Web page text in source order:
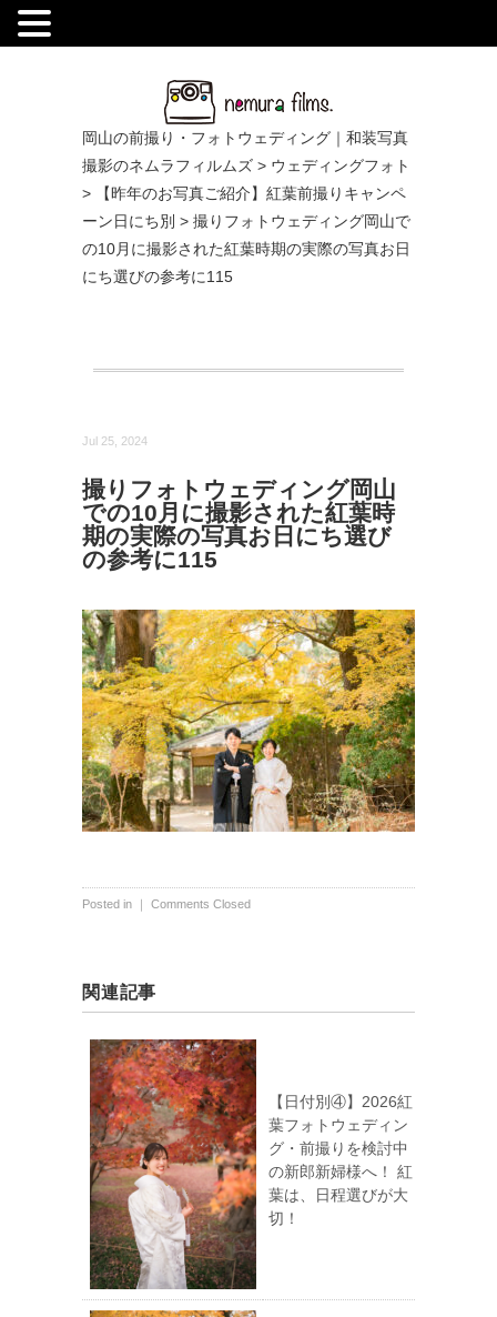
岡山の前撮り・フォトウェディング｜和装写真
撮影のネムラフィルムズ > ウェディングフォト
>
【昨年のお写真ご紹介】紅葉前撮りキャンペ
ーン日にち別 > 撮りフォトウェディング岡山で
の10月に撮影された紅葉時期の実際の写真お日
にち選びの参考に115
Jul 25, 2024
撮りフォトウェディング岡山
での10月に撮影された紅葉時
期の実際の写真お日にち選び
の参考に115
Posted in ｜ Comments Closed
関連記事
【日付別④】2026紅
葉フォトウェディン
グ・前撮りを検討中
の新郎新婦様へ！ 紅
葉は、日程選びが大
切！